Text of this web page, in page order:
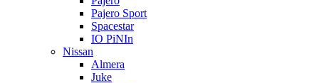
Pajero Sport
Spacestar
IO PiNIn
Nissan
Almera
Juke